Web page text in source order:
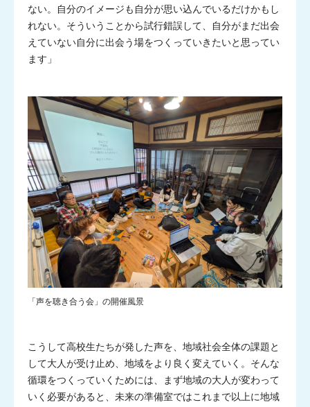
アドバイザー・フェローの紹介
ない。自分のイメージも自分が思い込んでいるだけかもし
れない。そういうことから試行錯誤して、自分がまだ出会
えていない自分に出会う場をつくっていきたいと思ってい
ます」
「声を聴き合う会」の開催風景
こうして高校生たちが発した声を、地域社会全体の課題と
して大人が受け止め、地域をより良く変えていく。そんな
循環をつくっていくためには、まず地域の大人が変わって
いく必要があると、未来の準備室ではこれまで以上に地域